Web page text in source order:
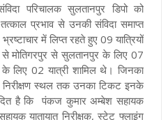
परिचालक सुलतानपुर डिपो को
प्रभाव से उनकी संविदा समाप्त
में लिप्त रहते हुए 09 यात्रियों
मोतिगरपुर से सुलतानपुर के लिए 07
लिए 02 यात्री शामिल थे। जिनका
स्थल तक उनका टिकट इनके
है कि पंकज कुमार अम्बेश सहायक
यातायात निरीक्षक, स्टेट फ्लाइंग